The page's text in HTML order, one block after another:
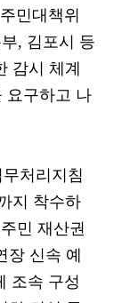
민대책위
, 김포시 등
감시 체계
요구하고 나
처리지침
지 착수하
민 재산권
신속 예
조속 구성